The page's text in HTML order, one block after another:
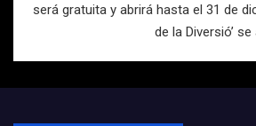
será gratuita y abrirá hasta el 31 de
de la Diversió’